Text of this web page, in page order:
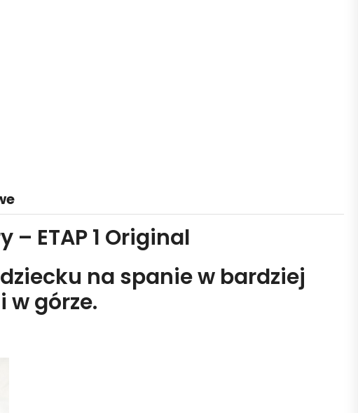
– ETAP 1 Original
na spanie w bardziej
górze.